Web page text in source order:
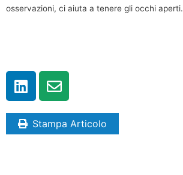
osservazioni, ci aiuta a tenere gli occhi aperti.
Stampa Articolo